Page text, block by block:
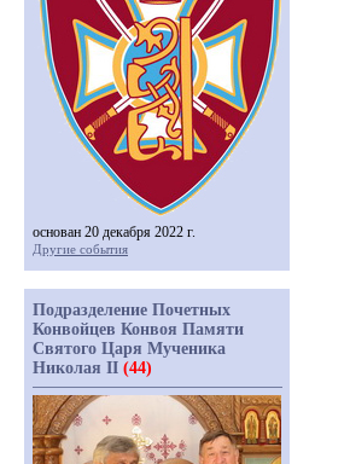
основан 20 декабря 2022 г.
Другие события
Подразделение Почетных
Конвойцев Конвоя Памяти
Святого Царя Мученика
Николая II (44)